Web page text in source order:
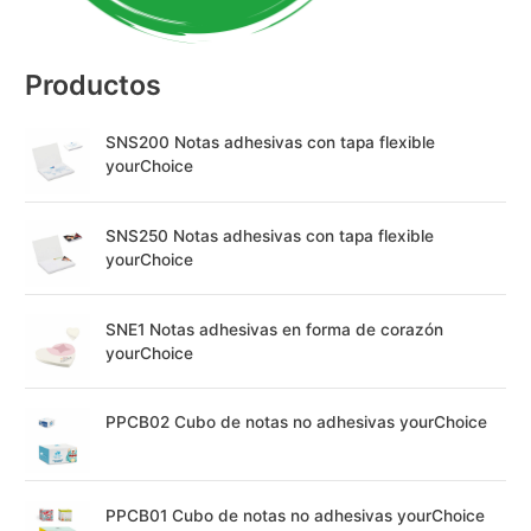
Productos
SNS200 Notas adhesivas con tapa flexible
yourChoice
SNS250 Notas adhesivas con tapa flexible
yourChoice
SNE1 Notas adhesivas en forma de corazón
yourChoice
PPCB02 Cubo de notas no adhesivas yourChoice
PPCB01 Cubo de notas no adhesivas yourChoice